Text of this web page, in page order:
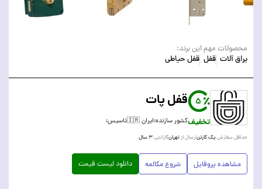
محصولات مهم این برند:
یراق آلات قفل قفل حیاطی
5
تخفیف
قفل پات
کشور سازنده:ایران 🇮🇷 تاسیس:
حداقل سفارش:یک کارتنارسال از:تهرانگارانتی:۳ سال
مشاهده پروفایل شروع مکالمه دانلود لیست قیمت